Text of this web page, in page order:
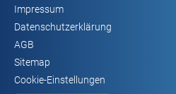
Impressum
Datenschutzerklärung
AGB
Sitemap
Cookie-Einstellungen